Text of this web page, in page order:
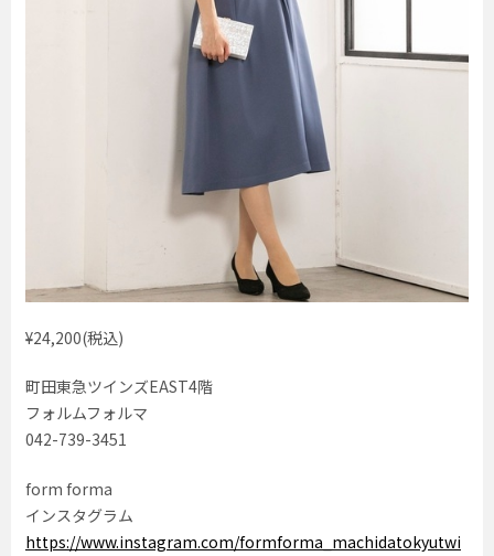
¥24,200(税込)
町田東急ツインズEAST4階
フォルムフォルマ
042-739-3451
form forma
インスタグラム
https://www.instagram.com/formforma_machidatokyutwi